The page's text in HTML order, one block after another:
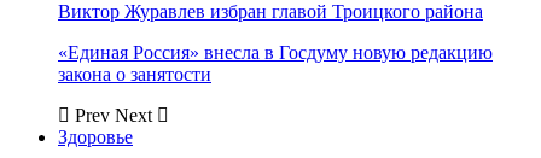
Виктор Журавлев избран главой Троицкого района
«Единая Россия» внесла в Госдуму новую редакцию
закона о занятости
Prev Next
Здоровье